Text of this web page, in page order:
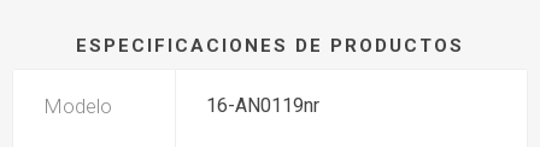
ESPECIFICACIONES DE PRODUCTOS
Modelo 16-AN0119nr